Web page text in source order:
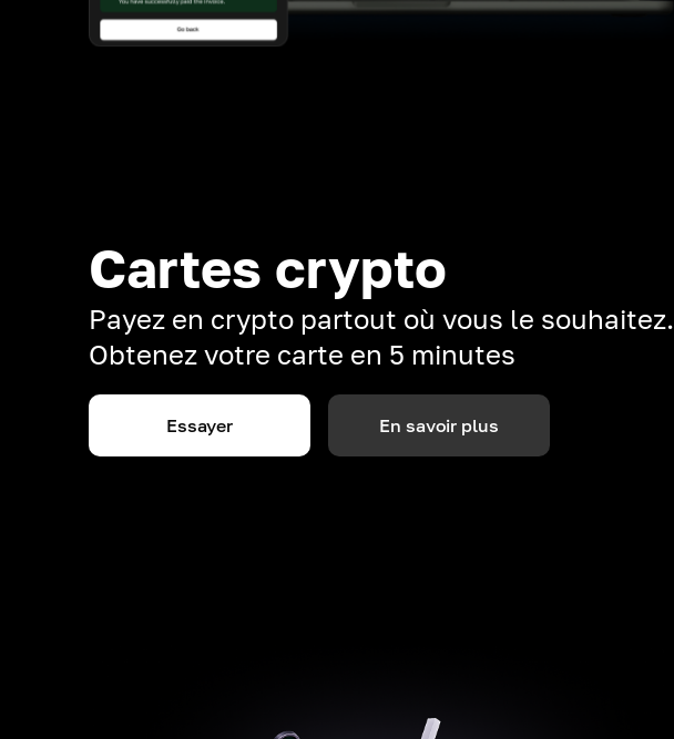
Cartes crypto
Payez en crypto partout où vous le souhaitez.
Obtenez votre carte en 5 minutes
Essayer En savoir plus